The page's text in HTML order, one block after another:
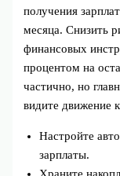
получения
месяца. Снизить
финансовых
процентом на
частично, но
видите движение
Настройте
зарплаты.